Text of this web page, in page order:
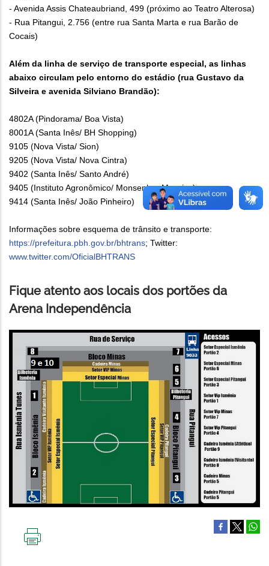
- Avenida Assis Chateaubriand, 499 (próximo ao Teatro Alterosa)
- Rua Pitangui, 2.756 (entre rua Santa Marta e rua Barão de
Cocais)
Além da linha de serviço de transporte especial, as linhas
abaixo circulam pelo entorno do estádio (rua Gustavo da
Silveira e avenida Silviano Brandão):
4802A (Pindorama/ Boa Vista)
8001A (Santa Inês/ BH Shopping)
9105 (Nova Vista/ Sion)
9205 (Nova Vista/ Nova Cintra)
9402 (Santa Inês/ Santo André)
9405 (Instituto Agronômico/ Monsenhor Messias)
9414 (Santa Inês/ João Pinheiro)
Informações sobre esquema de trânsito e transporte:
https://prefeitura.pbh.gov.br/bhtrans; Twitter:
www.twitter.com/OficialBHTRANS
Fique atento aos locais dos portões da
Arena Independência